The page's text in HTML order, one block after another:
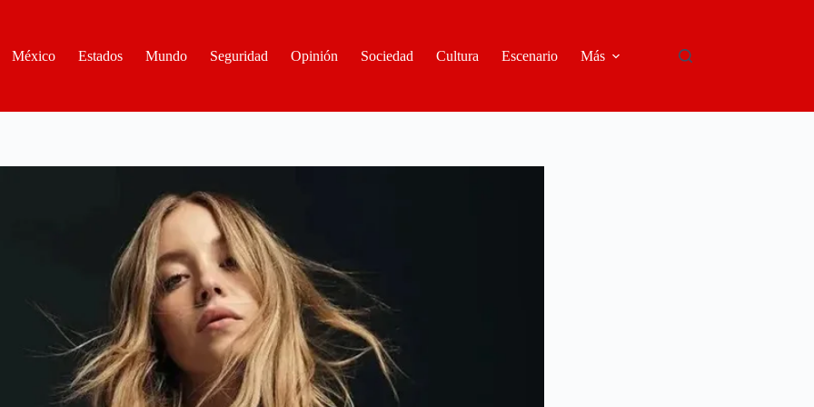
México
Estados Mundo Seguridad Opinión Sociedad Cultura Escenario Más